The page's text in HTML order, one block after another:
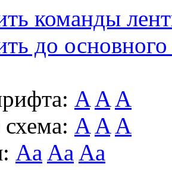
команды
до основного
A A A
A A A
Aa Aa Aa